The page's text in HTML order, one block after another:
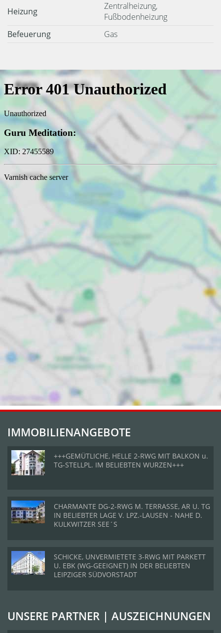
Heizung
Zentralheizung,
Fußbodenheizung
Befeuerung
Gas
IMMOBILIENANGEBOTE
+++GEMÜTLICHE, HELLE 2-RWG MIT BALKON u.
TG-STELLPL. IM BELIEBTEN WURZEN+++
CHARMANTE DG-2-RWG M. TERRASSE, AR U. TG
IN BELIEBTER LAGE V. LPZ.-LAUSEN - NAHE D.
KULKWITZER SEE´S
SCHICKE, UNVERMIETETE 3-RWG MIT PARKETT
U. EBK (WG-GEEIGNET) IN DER BELIEBTEN
LEIPZIGER SÜDVORSTADT
UNSERE PARTNER | AUSZEICHNUNGEN